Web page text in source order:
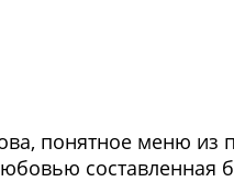
понятное меню из
составленная